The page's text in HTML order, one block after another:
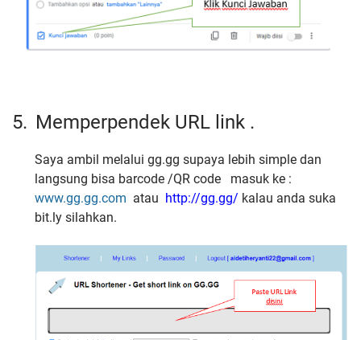
5. Memperpendek URL link .
Saya ambil melalui gg.gg supaya lebih simple dan
langsung bisa barcode /QR code masuk ke :
www.gg.gg.com atau http://gg.gg/ kalau anda suka
bit.ly silahkan.